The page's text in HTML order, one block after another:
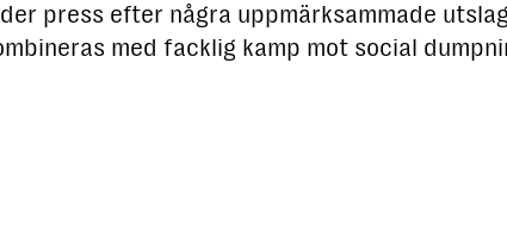
press efter några uppmärksammade
med facklig kamp mot social